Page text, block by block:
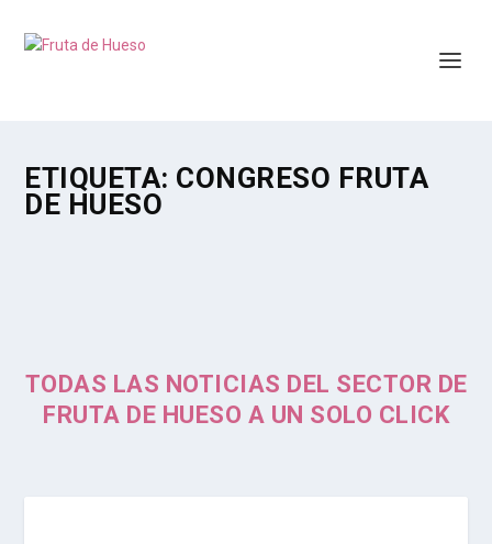
ETIQUETA: CONGRESO FRUTA
DE HUESO
TODAS LAS NOTICIAS DEL SECTOR DE
FRUTA DE HUESO A UN SOLO CLICK